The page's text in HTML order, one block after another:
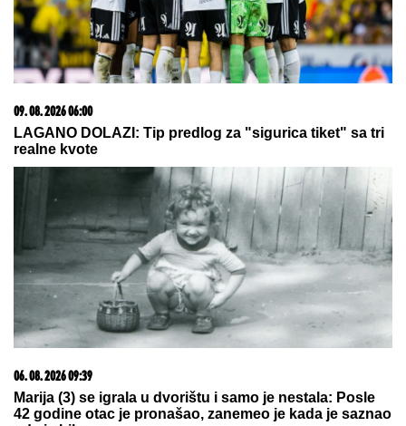
Toplo i sparno, moguća kiša: Vreme danas i narednih